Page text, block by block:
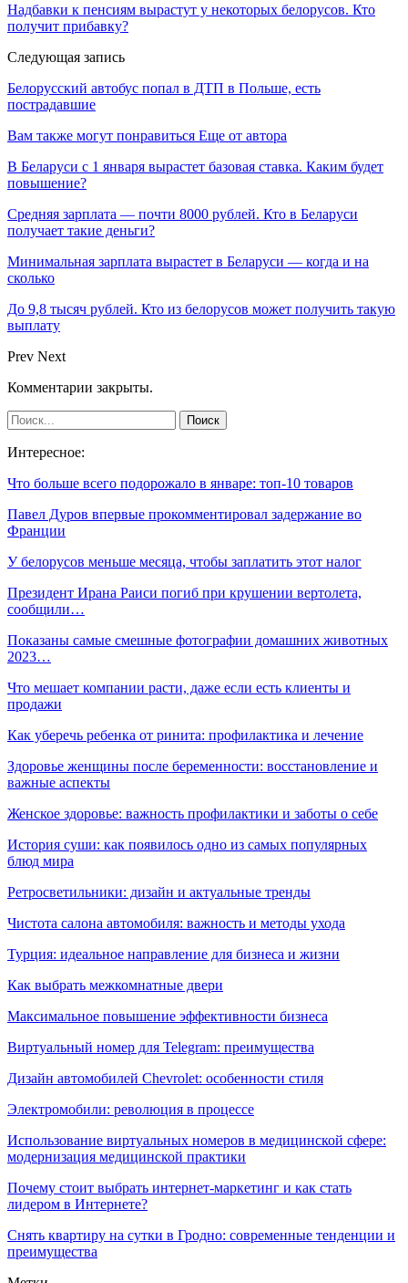
Надбавки к пенсиям вырастут у некоторых белорусов. Кто
получит прибавку?
Следующая запись
Белорусский автобус попал в ДТП в Польше, есть
пострадавшие
Вам также могут понравиться Еще от автора
В Беларуси с 1 января вырастет базовая ставка. Каким будет
повышение?
Средняя зарплата — почти 8000 рублей. Кто в Беларуси
получает такие деньги?
Минимальная зарплата вырастет в Беларуси — когда и на
сколько
До 9,8 тысяч рублей. Кто из белорусов может получить такую
выплату
Prev Next
Комментарии закрыты.
Интересное:
Что больше всего подорожало в январе: топ-10 товаров
Павел Дуров впервые прокомментировал задержание во
Франции
У белорусов меньше месяца, чтобы заплатить этот налог
Президент Ирана Раиси погиб при крушении вертолета,
сообщили…
Показаны самые смешные фотографии домашних животных
2023…
Что мешает компании расти, даже если есть клиенты и
продажи
Как уберечь ребенка от ринита: профилактика и лечение
Здоровье женщины после беременности: восстановление и
важные аспекты
Женское здоровье: важность профилактики и заботы о себе
История суши: как появилось одно из самых популярных
блюд мира
Ретросветильники: дизайн и актуальные тренды
Чистота салона автомобиля: важность и методы ухода
Турция: идеальное направление для бизнеса и жизни
Как выбрать межкомнатные двери
Максимальное повышение эффективности бизнеса
Виртуальный номер для Telegram: преимущества
Дизайн автомобилей Chevrolet: особенности стиля
Электромобили: революция в процессе
Использование виртуальных номеров в медицинской сфере:
модернизация медицинской практики
Почему стоит выбрать интернет-маркетинг и как стать
лидером в Интернете?
Снять квартиру на сутки в Гродно: современные тенденции и
преимущества